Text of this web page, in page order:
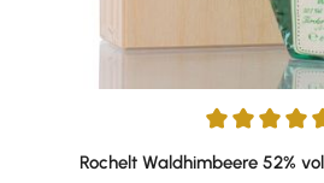
Durchschnittliche Bewertung
Rochelt Waldhimbeere 52%